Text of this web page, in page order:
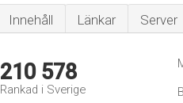
Innehåll Länkar Server
210 578
Rankad i Sverige